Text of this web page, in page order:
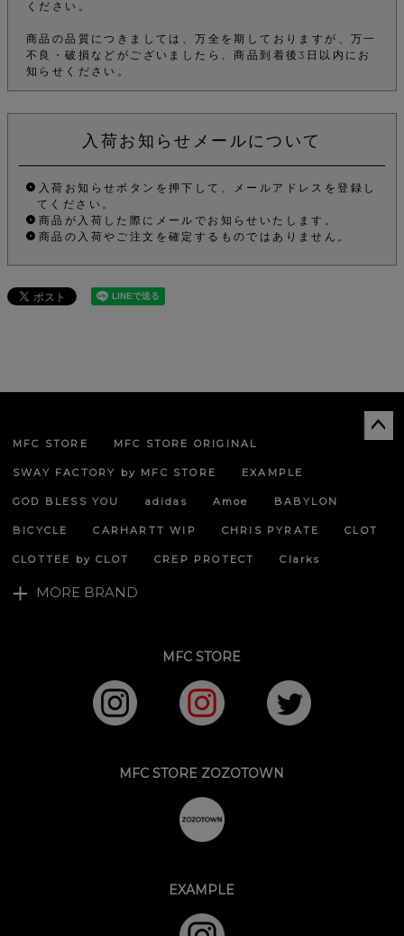
ください。
商品の品質につきましては、万全を期しておりますが、万一
不良・破損などがございましたら、商品到着後3日以内にお
知らせください。
入荷お知らせメールについて
入荷お知らせボタンを押下して、メールアドレスを登録し
てください。
商品が入荷した際にメールでお知らせいたします。
商品の入荷やご注文を確定するものではありません。
MFC STORE MFC STORE ORIGINAL
SWAY FACTORY by MFC STORE EXAMPLE
GOD BLESS YOU adidas Amoe BABYLON
BICYCLE CARHARTT WIP CHRIS PYRATE CLOT
CLOTTEE by CLOT CREP PROTECT Clarks
MORE BRAND
MFC STORE
MFC STORE ZOZOTOWN
EXAMPLE